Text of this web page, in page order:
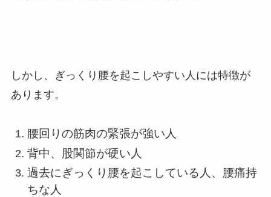
しかし、ぎっくり腰を起こしやすい人には特徴が
あります。
腰回りの筋肉の緊張が強い人
背中、股関節が硬い人
過去にぎっくり腰を起こしている人、腰痛持
ちな人